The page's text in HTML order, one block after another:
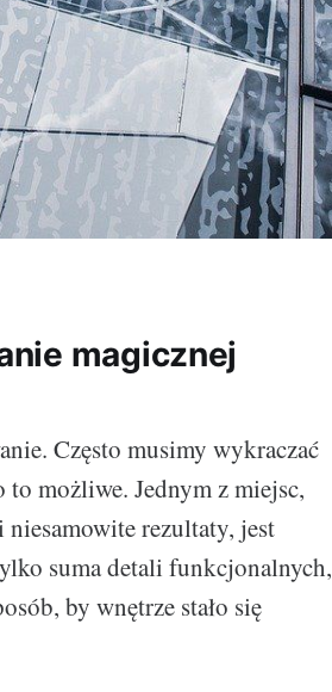
magicznej
Często musimy wykraczać
możliwe. Jednym z miejsc,
rezultaty, jest
suma detali funkcjonalnych,
by wnętrze stało się